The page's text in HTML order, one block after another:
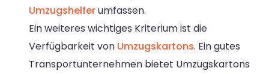
Umzugshelferumfassen.
Ein weiteres wichtiges Kriterium ist die
Verfügbarkeit von Umzugskartons. Ein gutes
Transportunternehmen bietet Umzugskartons